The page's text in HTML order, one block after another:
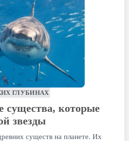
ГЛУБИНАХ
существа, которые
звезды
существ на планете. Их